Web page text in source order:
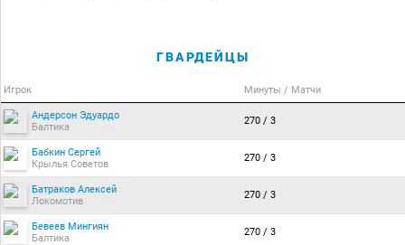
ГВАРДЕЙЦЫ
Игрок Минуты / Матчи
Андерсон Эдуардо
Балтика
270 / 3
Бабкин Сергей
Крылья Советов
270 / 3
Батраков Алексей
Локомотив
270 / 3
Бевеев Мингиян
Балтика
270 / 3